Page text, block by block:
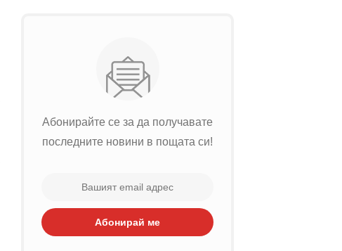
Абонирайте се за да получавате
последните новини в пощата си!
Абонирай ме